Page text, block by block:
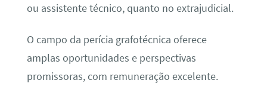
ou assistente técnico, quanto no extrajudicial.
O campo da perícia grafotécnica oferece
amplas oportunidades e perspectivas
promissoras, com remuneração excelente.